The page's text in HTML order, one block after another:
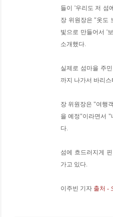
들이 '우리도 저 섬
장 위원장은 "옷도
빛으로 만들어서 '
소개했다.
실제로 섬마을 주
까지 나가서 바리
장 위원장은 "여행
을 예정"이라면서 "
다.
섬에 흐드러지게
가고 있다.
이주빈 기자 출처 -